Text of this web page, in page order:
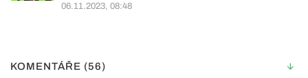
06.11.2023, 08:48
KOMENTÁŘE (56)